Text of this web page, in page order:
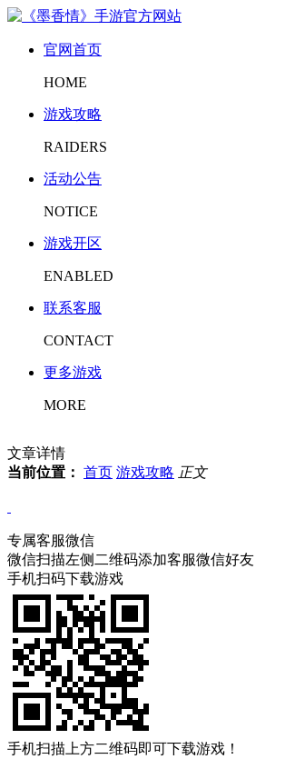
官网首页
HOME
游戏攻略
RAIDERS
活动公告
NOTICE
游戏开区
ENABLED
联系客服
CONTACT
更多游戏
MORE
文章详情
当前位置： 首页 游戏攻略 正文
专属客服微信
微信扫描左侧二维码添加客服微信好友
手机扫码下载游戏
手机扫描上方二维码即可下载游戏！